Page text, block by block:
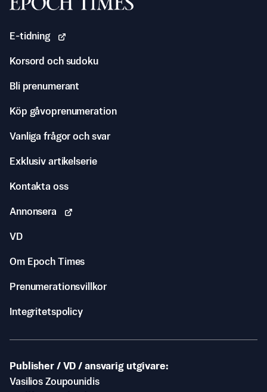
E-tidning
Korsord och sudoku
Bli prenumerant
Köp gåvoprenumeration
Vanliga frågor och svar
Exklusiv artikelserie
Kontakta oss
Annonsera
VD
Om Epoch Times
Prenumerationsvillkor
Integritetspolicy
Publisher / VD / ansvarig utgivare
Vasilios Zoupounidis